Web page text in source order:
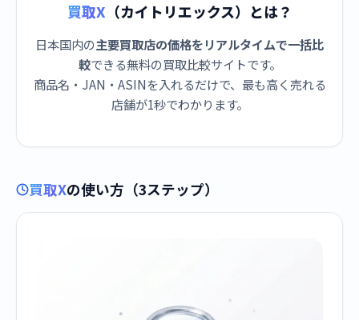
買取X （カイトリエックス）とは？
日本国内の主要買取店の価格をリアルタイムで一括比
較できる無料の買取比較サイトです。
商品名・JAN・ASINを入れるだけで、最も高く売れる
店舗が1秒でわかります。
買取Xの使い方（3ステップ）